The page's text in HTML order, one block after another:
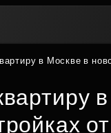
в Москве в
от